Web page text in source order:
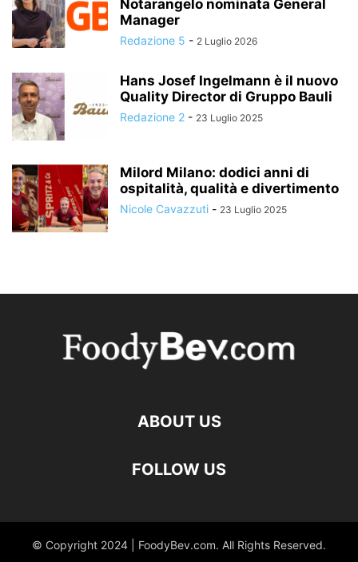
Notarangelo nominata General
Manager
Redazione 5 - 2 Luglio 2026
Hans Josef Ingelmann è il nuovo
Quality Director di Gruppo Bauli
Redazione 2 - 23 Luglio 2025
Milord Milano: dodici anni di
ospitalità, qualità e divertimento
Nicole Cavazzuti - 23 Luglio 2025
ABOUT US
FOLLOW US
© Copyright 2024 | FoodyBev.com. All Rights Reserved.